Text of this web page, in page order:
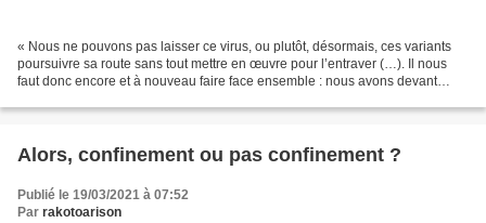
« Nous ne pouvons pas laisser ce virus, ou plutôt, désormais, ces variants
poursuivre sa route sans tout mettre en œuvre pour l’entraver (…). Il nous
faut donc encore et à nouveau faire face ensemble : nous avons devant
Alors, confinement ou pas confinement ?
Publié le 19/03/2021 à 07:52
Par rakotoarison